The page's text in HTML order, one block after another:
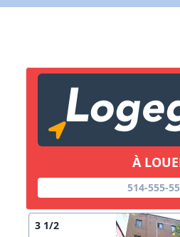
À
514-555-
3 1/2
X
Lien vers inscription (sera
Copier lien